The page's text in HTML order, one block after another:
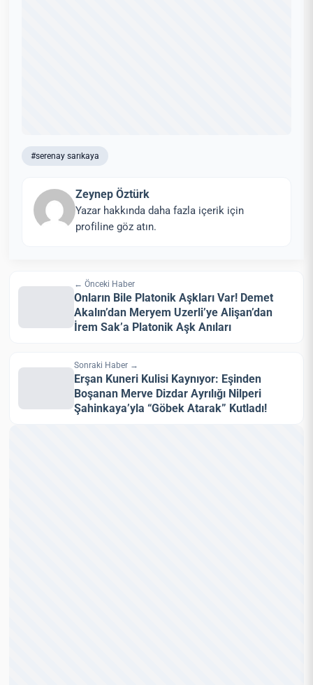
#serenay sarıkaya
Zeynep Öztürk
Yazar hakkında daha fazla içerik için
profiline göz atın.
← Önceki Haber
Onların Bile Platonik Aşkları Var! Demet
Akalın’dan Meryem Uzerli’ye Alişan’dan
İrem Sak’a Platonik Aşk Anıları
Sonraki Haber →
Erşan Kuneri Kulisi Kaynıyor: Eşinden
Boşanan Merve Dizdar Ayrılığı Nilperi
Şahinkaya’yla “Göbek Atarak” Kutladı!